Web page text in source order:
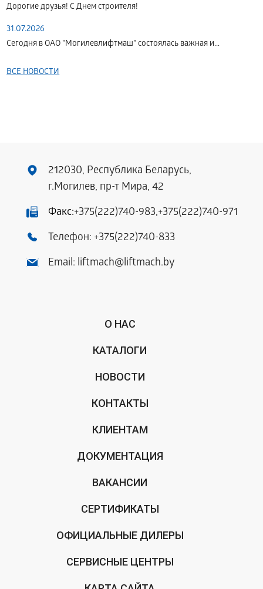
Дорогие друзья! С Днем строителя!
31.07.2026
Сегодня в ОАО "Могилевлифтмаш" состоялась важная и...
ВСЕ НОВОСТИ
212030, Республика Беларусь,
г.Могилев, пр-т Мира, 42
Факс:+375(222)740-983,+375(222)740-971
Телефон: +375(222)740-833
Email: liftmach@liftmach.by
О НАС
КАТАЛОГИ
НОВОСТИ
КОНТАКТЫ
КЛИЕНТАМ
ДОКУМЕНТАЦИЯ
ВАКАНСИИ
СЕРТИФИКАТЫ
ОФИЦИАЛЬНЫЕ ДИЛЕРЫ
СЕРВИСНЫЕ ЦЕНТРЫ